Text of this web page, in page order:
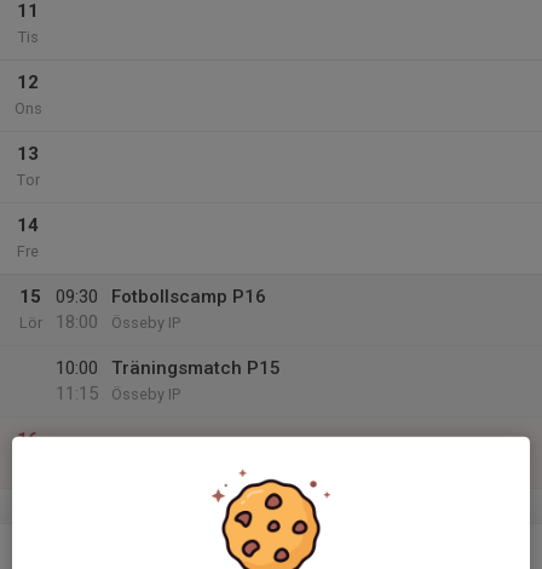
11
Tis
12
Ons
13
Tor
14
Fre
15
Lör
09:30
18:00
Fotbollscamp P16
Össeby IP
10:00
11:15
Träningsmatch P15
Össeby IP
16
v.34